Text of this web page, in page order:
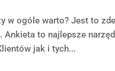
w ogóle warto? Jest to
Ankieta to najlepsze
jak i tych...